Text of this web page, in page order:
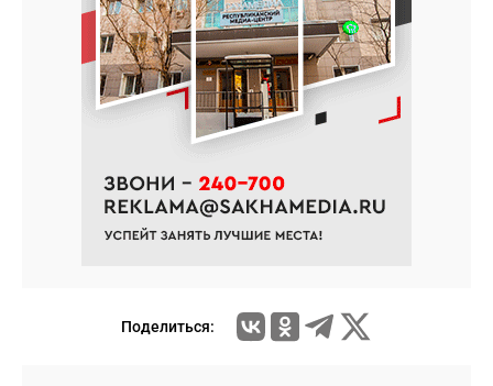
Поделиться: